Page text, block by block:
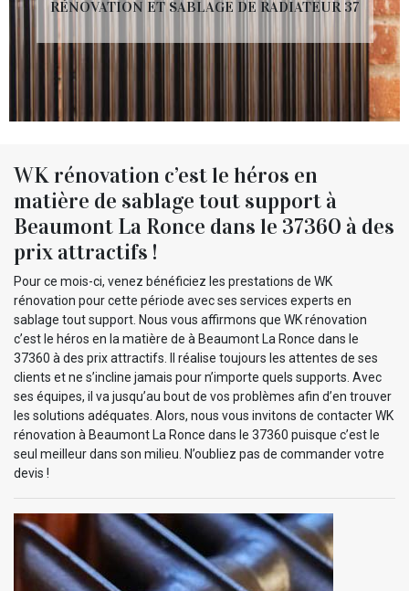
RÉNOVATION ET SABLAGE DE RADIATEUR 37
WK rénovation c’est le héros en
matière de sablage tout support à
Beaumont La Ronce dans le 37360 à des
prix attractifs !
Pour ce mois-ci, venez bénéficiez les prestations de WK
rénovation pour cette période avec ses services experts en
sablage tout support. Nous vous affirmons que WK rénovation
c’est le héros en la matière de à Beaumont La Ronce dans le
37360 à des prix attractifs. Il réalise toujours les attentes de ses
clients et ne s’incline jamais pour n’importe quels supports. Avec
ses équipes, il va jusqu’au bout de vos problèmes afin d’en trouver
les solutions adéquates. Alors, nous vous invitons de contacter WK
rénovation à Beaumont La Ronce dans le 37360 puisque c’est le
seul meilleur dans son milieu. N’oubliez pas de commander votre
devis !